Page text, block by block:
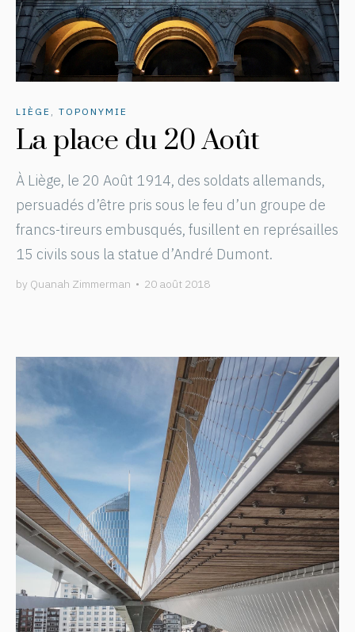
LIÈGE TOPONYMIE
La place du 20 Août
À Liège, le 20 Août 1914, des soldats allemands,
persuadés d’être pris sous le feu d’un groupe de
francs-tireurs embusqués, fusillent en représailles
15 civils sous la statue d’André Dumont.
by Quanah Zimmerman • 20 août 2018